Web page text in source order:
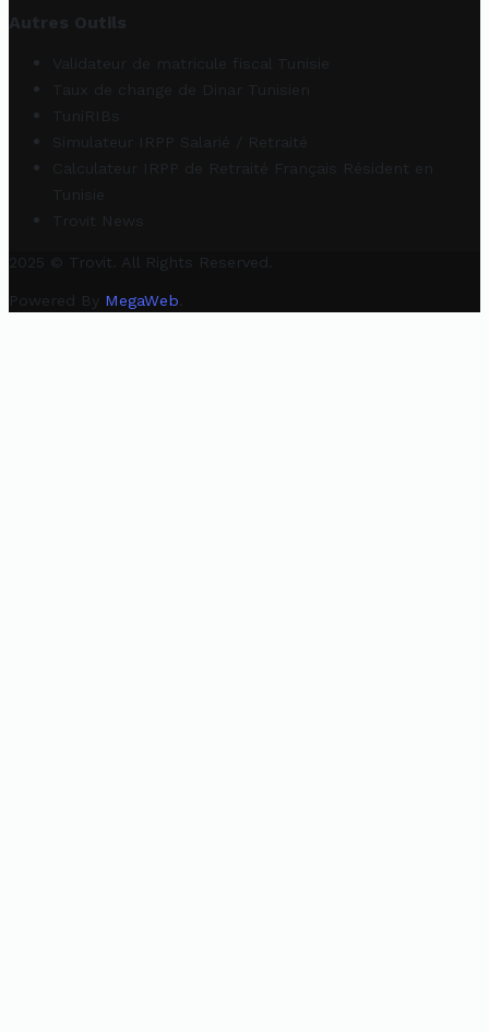
Autres Outils
Validateur de matricule fiscal Tunisie
Taux de change de Dinar Tunisien
TuniRIBs
Simulateur IRPP Salarié / Retraité
Calculateur IRPP de Retraité Français Résident en
Tunisie
Trovit News
2025 © Trovit. All Rights Reserved.
Powered By MegaWeb